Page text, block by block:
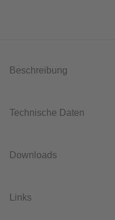
Beschreibung
Technische Daten
Downloads
Links